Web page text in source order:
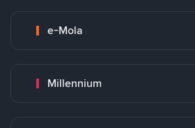
e-Mola
Millennium